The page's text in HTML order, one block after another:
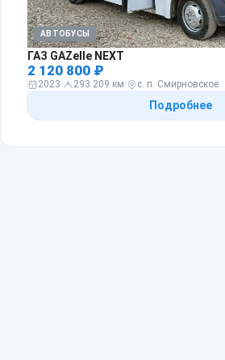
АВТОБУСЫ
ГАЗ GAZelle NEXT
2 120 800 ₽
2023· 293 209 км· с. п. Смирновское
Подробнее